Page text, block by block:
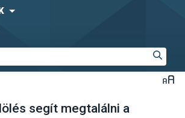
segít megtalálni a